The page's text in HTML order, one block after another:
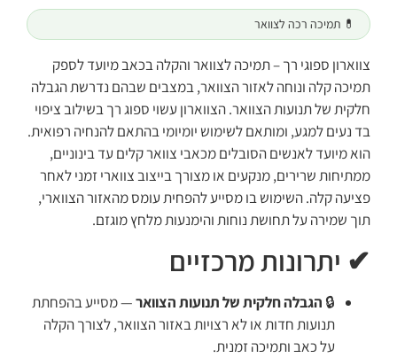
💊 תמיכה רכה לצוואר
צווארון ספוגי רך – תמיכה לצוואר והקלה בכאב מיועד לספק
תמיכה קלה ונוחה לאזור הצוואר, במצבים שבהם נדרשת הגבלה
חלקית של תנועות הצוואר. הצווארון עשוי ספוג רך בשילוב ציפוי
בד נעים למגע, ומותאם לשימוש יומיומי בהתאם להנחיה רפואית.
הוא מיועד לאנשים הסובלים מכאבי צוואר קלים עד בינוניים,
ממתיחות שרירים, מנקעים או מצורך בייצוב צווארי זמני לאחר
פציעה קלה. השימוש בו מסייע להפחית עומס מהאזור הצווארי,
תוך שמירה על תחושת נוחות והימנעות מלחץ מוגזם.
✔ יתרונות מרכזיים
🔒 הגבלה חלקית של תנועות הצוואר— מסייע בהפחתת
תנועות חדות או לא רצויות באזור הצוואר, לצורך הקלה
על כאב ותמיכה זמנית.